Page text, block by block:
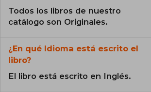
Todos los libros de nuestro
catálogo son Originales.
¿En qué Idioma está escrito el
libro?
El libro está escrito en Inglés.